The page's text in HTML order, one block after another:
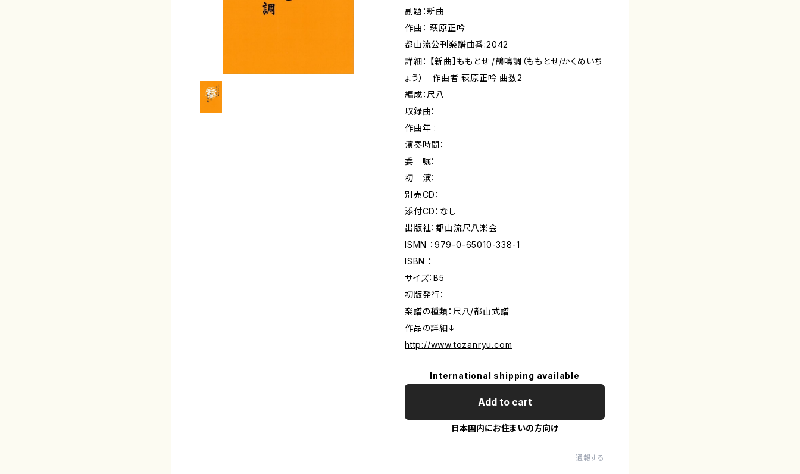
副題：新曲
作曲： 萩原正吟
都山流公刊楽譜曲番:2042
詳細： 【新曲】ももとせ /鶴鳴調（ももとせ/かくめいち
ょう） 作曲者 萩原正吟 曲数2
編成：尺八
収録曲：
作曲年 :
演奏時間：
委 嘱：
初 演：
別売CD：
添付CD：なし
出版社：都山流尺八楽会
ISMN ：979-0-65010-338-1
ISBN ：
サイズ：B5
初版発行：
楽譜の種類：尺八/都山式譜
作品の詳細↓
http://www.tozanryu.com
International shipping available
Add to cart
日本国内にお住まいの方向け
通報する